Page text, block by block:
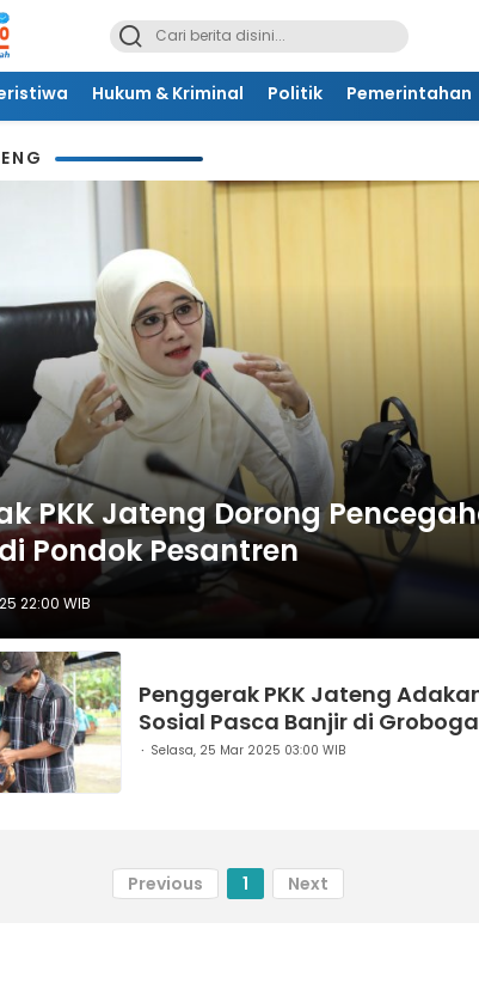
Hukum & Kriminal Politik Pemerintahan
PKK Jateng Dorong
Pondok Pesantren
22:00 WIB
Penggerak PKK Jateng
Sosial Pasca Banjir di
Selasa, 25 Mar 2025 03:00 WIB
Previous 1 Next